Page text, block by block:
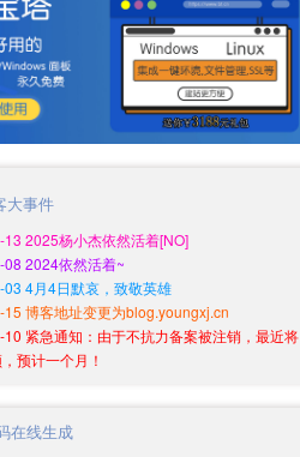
大事件
2025杨小杰依然活着[NO]
2024依然活着~
4月4日默哀，致敬英雄
博客地址变更为blog.youngxj.cn
紧急通知：由于不抗力备案被注销，最近将
预计一个月！
在线生成